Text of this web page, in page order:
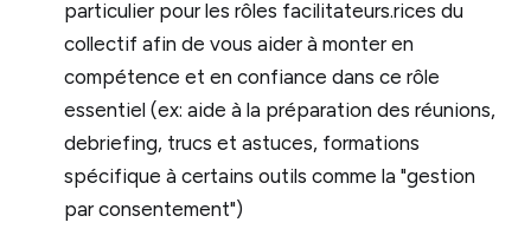
particulier pour les rôles facilitateurs.rices du
collectif afin de vous aider à monter en
compétence et en confiance dans ce rôle
essentiel (ex: aide à la préparation des réunions,
debriefing, trucs et astuces, formations
spécifique à certains outils comme la "gestion
par consentement")